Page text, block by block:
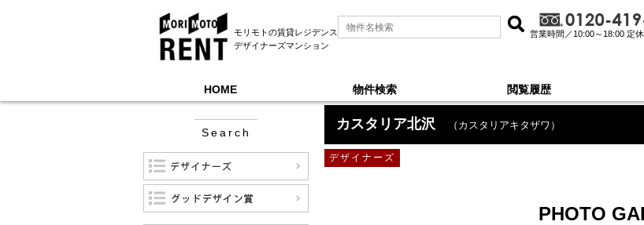
モリモトの賃貸レジデンス
デザイナーズマンション
営業時間／10:00～18:00 定
HOME 物件検索 閲覧履歴
モリモトレントTOP ＞
カスタリア北沢 （カスタリアキタザワ）
デザイナーズ
PHOTO
Search